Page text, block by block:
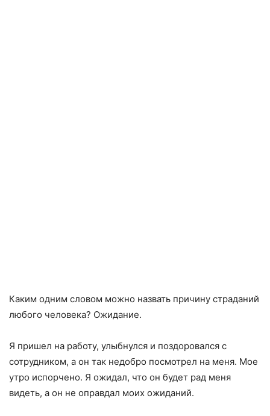
Каким одним словом можно назвать причину страданий
любого человека? Ожидание.
Я пришел на работу, улыбнулся и поздоровался с
сотрудником, а он так недобро посмотрел на меня. Мое
утро испорчено. Я ожидал, что он будет рад меня
видеть, а он не оправдал моих ожиданий.